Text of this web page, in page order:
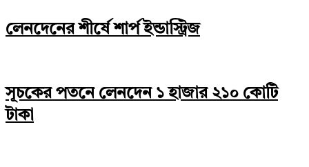
লেনদেনের শীর্ষে শার্প ইন্ডাস্ট্রিজ
সূচকের পতনে লেনদেন ১ হাজার ২১০ কোটি
টাকা